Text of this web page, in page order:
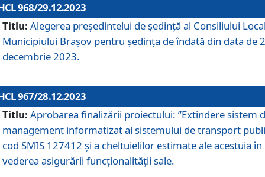
968/29.12.2023
Titlu: Alegerea preşedintelui de şedinţă al Consiliului
Municipiului Braşov pentru ședința de îndată din data de
decembrie 2023.
967/28.12.2023
Titlu: Aprobarea finalizării proiectului: ”Extindere sistem
management informatizat al sistemului de transport
cod SMIS 127412 și a cheltuielilor estimate ale acestuia în
vederea asigurării funcționalității sale.